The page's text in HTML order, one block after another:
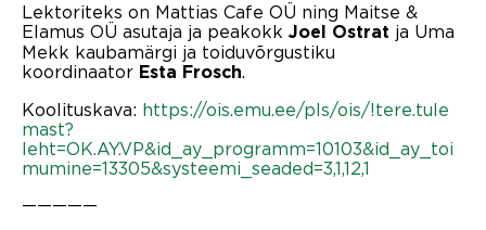
Lektoriteks on Mattias Cafe OÜ ning Maitse &
Elamus OÜ asutaja ja peakokk Joel Ostrat ja Uma
Mekk kaubamärgi ja toiduvõrgustiku
koordinaator Esta Frosch.
Koolituskava: https://ois.emu.ee/pls/ois/!tere.tule
mast?
leht=OK.AY.VP&id_ay_programm=10103&id_ay_toi
mumine=13305&systeemi_seaded=3,1,12,1
—————